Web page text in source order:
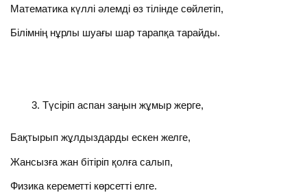
Математика күллі әлемді өз тілінде сөйлетіп,
Білімнің нұрлы шуағы шар тарапқа тарайды.
Түсіріп аспан заңын жұмыр жерге,
Бақтырып жұлдыздарды ескен желге,
Жансызға жан бітіріп қолға салып,
Физика кереметті көрсетті елге.